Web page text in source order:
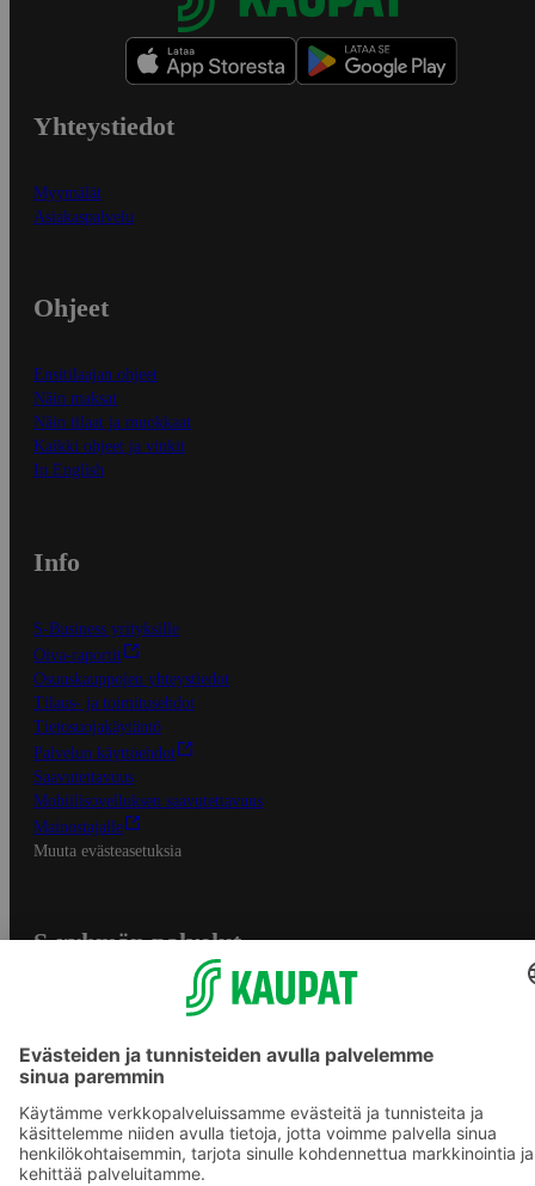
Yhteystiedot
Myymälät
Asiakaspalvelu
Ohjeet
Ensitilaajan ohjeet
Näin maksat
Näin tilaat ja muokkaat
Kaikki ohjeet ja vinkit
In English
Info
S-Business yrityksille
Oiva-raportit
Osuuskauppojen yhteystiedot
Tilaus- ja toimitusehdot
Tietosuojakäytäntö
Palvelun käyttöehdot
Saavutettavuus
Mobiilisovelluksen saavutettavuus
Mainostajalle
Muuta evästeasetuksia
S-ryhmän palvelut
Yhteishyvä Ruoka -sovellus
S-ostoslista -sovellus
Prisma.fi
Sokos.fi
S-Pankki